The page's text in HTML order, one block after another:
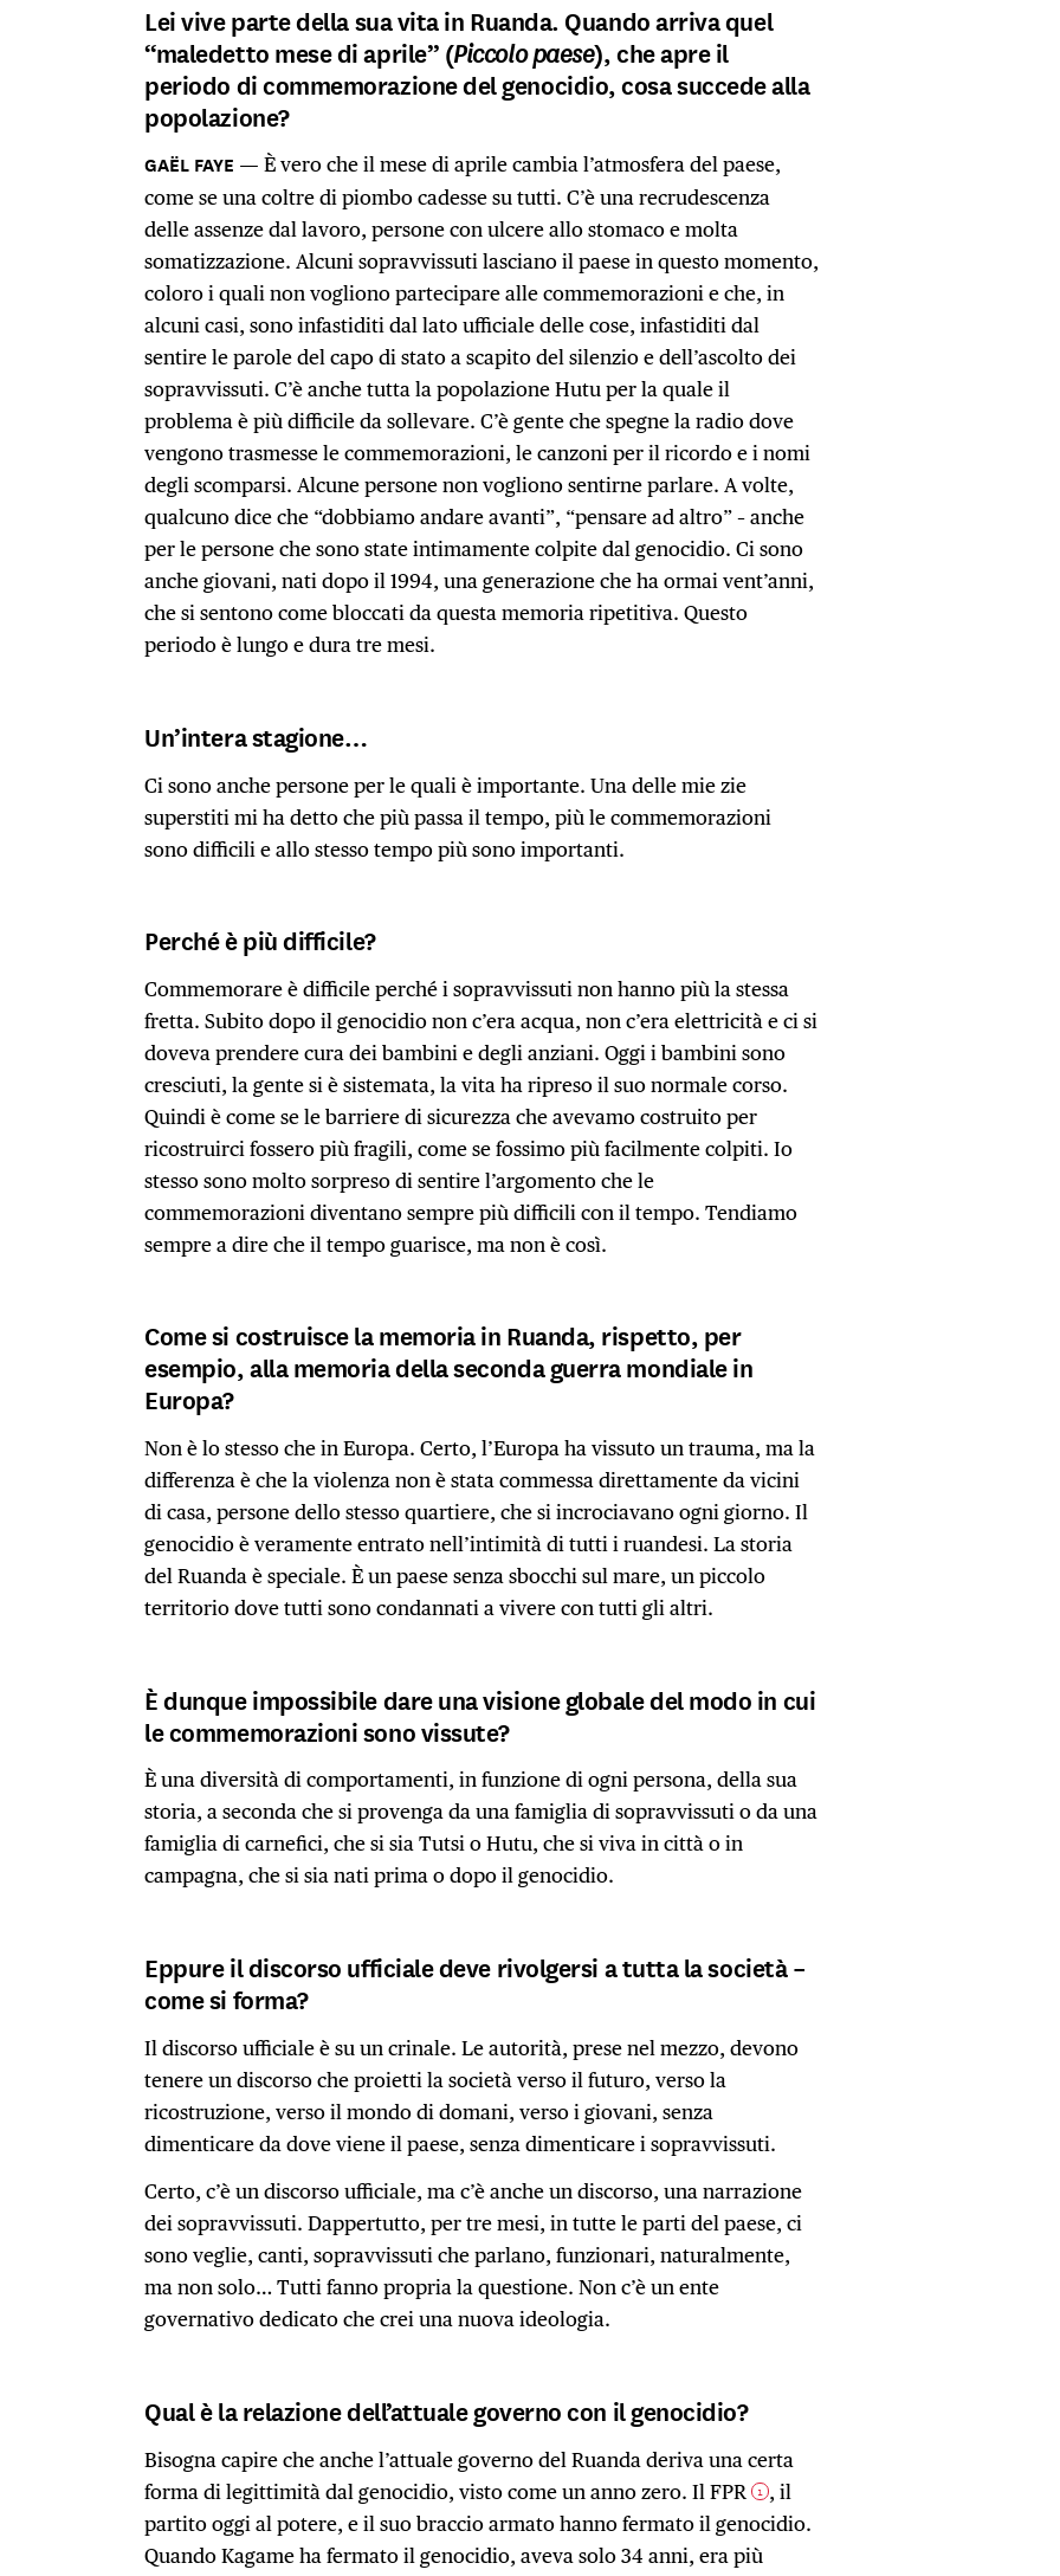
Lei vive parte della sua vita in Ruanda. Quando arriva quel
“maledetto mese di aprile” (Piccolo paese), che apre il
periodo di commemorazione del genocidio, cosa succede alla
popolazione?
È vero che il mese di aprile cambia l’atmosfera del paese,
come se una coltre di piombo cadesse su tutti. C’è una recrudescenza
delle assenze dal lavoro, persone con ulcere allo stomaco e molta
somatizzazione. Alcuni sopravvissuti lasciano il paese in questo momento,
coloro i quali non vogliono partecipare alle commemorazioni e che, in
alcuni casi, sono infastiditi dal lato ufficiale delle cose, infastiditi dal
sentire le parole del capo di stato a scapito del silenzio e dell’ascolto dei
sopravvissuti. C’è anche tutta la popolazione Hutu per la quale il
problema è più difficile da sollevare. C’è gente che spegne la radio dove
vengono trasmesse le commemorazioni, le canzoni per il ricordo e i nomi
degli scomparsi. Alcune persone non vogliono sentirne parlare. A volte,
qualcuno dice che “dobbiamo andare avanti”, “pensare ad altro” – anche
per le persone che sono state intimamente colpite dal genocidio. Ci sono
anche giovani, nati dopo il 1994, una generazione che ha ormai vent’anni,
che si sentono come bloccati da questa memoria ripetitiva. Questo
periodo è lungo e dura tre mesi.
Un’intera stagione…
Ci sono anche persone per le quali è importante. Una delle mie zie
superstiti mi ha detto che più passa il tempo, più le commemorazioni
sono difficili e allo stesso tempo più sono importanti.
Perché è più difficile?
Commemorare è difficile perché i sopravvissuti non hanno più la stessa
fretta. Subito dopo il genocidio non c’era acqua, non c’era elettricità e ci si
doveva prendere cura dei bambini e degli anziani. Oggi i bambini sono
cresciuti, la gente si è sistemata, la vita ha ripreso il suo normale corso.
Quindi è come se le barriere di sicurezza che avevamo costruito per
ricostruirci fossero più fragili, come se fossimo più facilmente colpiti. Io
stesso sono molto sorpreso di sentire l’argomento che le
commemorazioni diventano sempre più difficili con il tempo. Tendiamo
sempre a dire che il tempo guarisce, ma non è così.
Come si costruisce la memoria in Ruanda, rispetto, per
esempio, alla memoria della seconda guerra mondiale in
Europa?
Non è lo stesso che in Europa. Certo, l’Europa ha vissuto un trauma, ma la
differenza è che la violenza non è stata commessa direttamente da vicini
di casa, persone dello stesso quartiere, che si incrociavano ogni giorno. Il
genocidio è veramente entrato nell’intimità di tutti i ruandesi. La storia
del Ruanda è speciale. È un paese senza sbocchi sul mare, un piccolo
territorio dove tutti sono condannati a vivere con tutti gli altri.
È dunque impossibile dare una visione globale del modo in cui
le commemorazioni sono vissute?
È una diversità di comportamenti, in funzione di ogni persona, della sua
storia, a seconda che si provenga da una famiglia di sopravvissuti o da una
famiglia di carnefici, che si sia Tutsi o Hutu, che si viva in città o in
campagna, che si sia nati prima o dopo il genocidio.
Eppure il discorso ufficiale deve rivolgersi a tutta la società –
come si forma?
Il discorso ufficiale è su un crinale. Le autorità, prese nel mezzo, devono
tenere un discorso che proietti la società verso il futuro, verso la
ricostruzione, verso il mondo di domani, verso i giovani, senza
dimenticare da dove viene il paese, senza dimenticare i sopravvissuti.
Certo, c’è un discorso ufficiale, ma c’è anche un discorso, una narrazione
dei sopravvissuti. Dappertutto, per tre mesi, in tutte le parti del paese, ci
sono veglie, canti, sopravvissuti che parlano, funzionari, naturalmente,
ma non solo… Tutti fanno propria la questione. Non c’è un ente
governativo dedicato che crei una nuova ideologia.
Qual è la relazione dell’attuale governo con il genocidio?
Bisogna capire che anche l’attuale governo del Ruanda deriva una certa
forma di legittimità dal genocidio, visto come un anno zero. Il FPR 1 , il
partito oggi al potere, e il suo braccio armato hanno fermato il genocidio.
Quando Kagame ha fermato il genocidio, aveva solo 34 anni, era più